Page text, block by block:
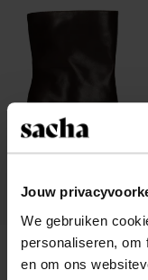
Jouw
We gebruiken
personaliseren, om
en om ons
Bottines à talon en cuir -